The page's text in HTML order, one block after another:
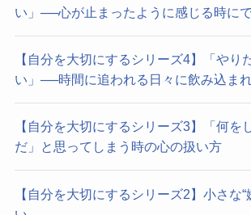
い」──心が止まったように感じる時に
【自分を大切にするシリーズ4】「やり
い」──時間に追われる日々に飲み込ま
【自分を大切にするシリーズ3】「何を
だ」と思ってしまう時の心の扱い方
【自分を大切にするシリーズ2】小さな“